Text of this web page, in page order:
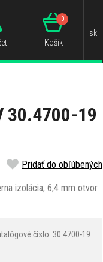
Košík
0
sk
30.4700-19
Pridať do obľúbených
izolácia, 6,4 mm otvor
číslo: 30.4700-19